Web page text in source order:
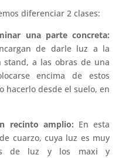
diferenciar 2 clases:
una parte concreta:
de darle luz a la
a las obras de una
encima de estos
hacerlo desde el suelo, en
recinto amplio: En esta
cuarzo, cuya luz es muy
de luz y los maxi y